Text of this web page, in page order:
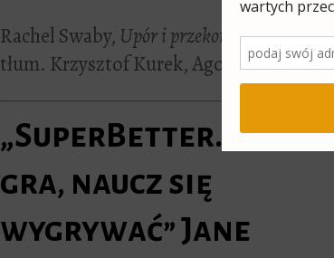
Rachel Swaby, Upór i przekora. 52 kobiety,
tłum. Krzysztof Kurek, Agora, 2017.
„SuperBetter. Życie
gra, naucz się
wygrywać” Jane